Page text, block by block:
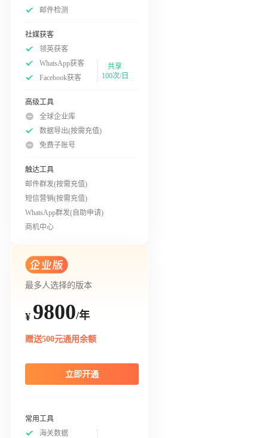
邮件检测
社媒获客
领英获客
WhatsApp获客
Facebook获客
共享
100次/日
高级工具
全球企业库
数据导出(按需充值)
免费子账号
触达工具
邮件群发(按需充值)
短信营销(按需充值)
WhatsApp群发(自助申请)
商机中心
最多人选择的版本
¥ 9800/年
赠送500元通用余额
立即开通
常用工具
海关数据